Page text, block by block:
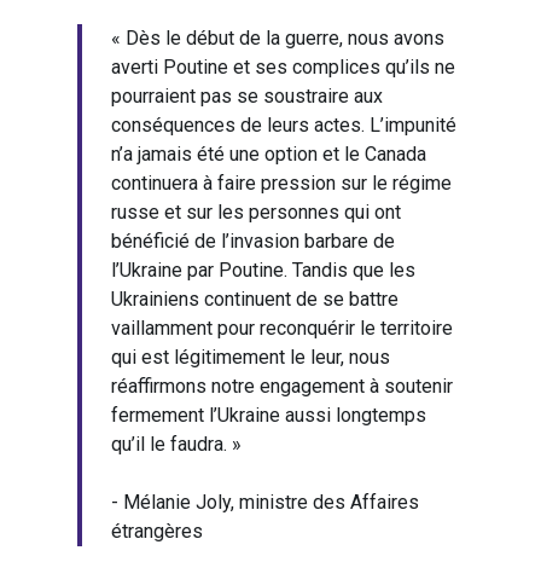
« Dès le début de la guerre, nous avons
averti Poutine et ses complices qu’ils ne
pourraient pas se soustraire aux
conséquences de leurs actes. L’impunité
n’a jamais été une option et le Canada
continuera à faire pression sur le régime
russe et sur les personnes qui ont
bénéficié de l’invasion barbare de
l’Ukraine par Poutine. Tandis que les
Ukrainiens continuent de se battre
vaillamment pour reconquérir le territoire
qui est légitimement le leur, nous
réaffirmons notre engagement à soutenir
fermement l’Ukraine aussi longtemps
qu’il le faudra. »
- Mélanie Joly, ministre des Affaires
étrangères